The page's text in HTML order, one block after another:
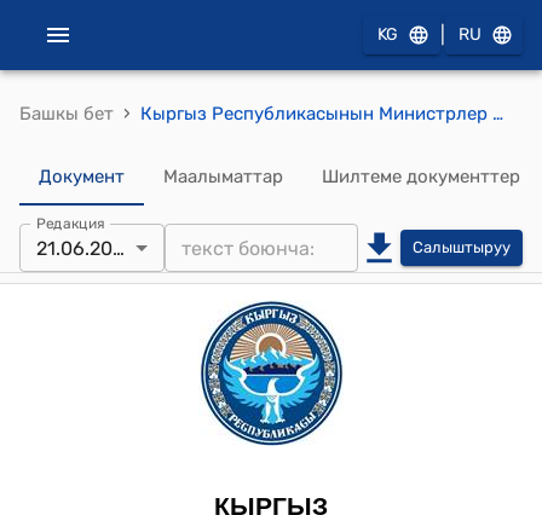
KG RU
Башкы бет › Кыргыз Республикасынын Министрлер Кабинетинин 2022-жылдын 29-июлундагы № 416 "Кыргыз Республикасынын жогорку жана орто кесиптик билим берүү мекемелерин кайра уюштуруунун айрым маселелери жөнүндө" Токтому
Документ Маалыматтар Шилтеме документтер
Редакция
21.06.2025 Салыштыруу